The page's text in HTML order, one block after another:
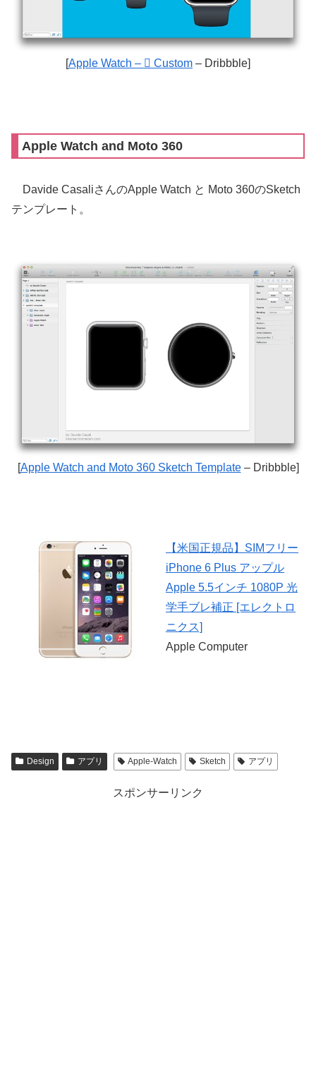
[Apple Watch –  Custom – Dribbble]
Apple Watch and Moto 360
Davide CasaliさんのApple Watch と Moto 360のSketch
テンプレート。
[Apple Watch and Moto 360 Sketch Template– Dribbble]
【米国正規品】SIMフリー
iPhone 6 Plus アップル
Apple 5.5インチ 1080P 光
学手ブレ補正 [エレクトロ
ニクス]
Apple Computer
Design アプリ Apple-Watch Sketch アプリ
スポンサーリンク